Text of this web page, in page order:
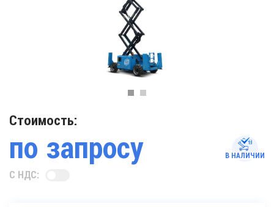
Стоимость:
по запросу В НАЛИЧИИ
С НДС: